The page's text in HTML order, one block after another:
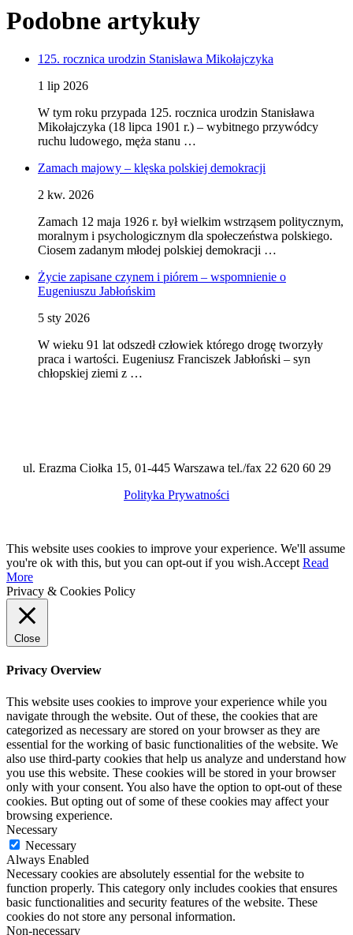
Podobne artykuły
125. rocznica urodzin Stanisława Mikołajczyka
1 lip 2026
W tym roku przypada 125. rocznica urodzin Stanisława
Mikołajczyka (18 lipca 1901 r.) – wybitnego przywódcy
ruchu ludowego, męża stanu …
Zamach majowy – klęska polskiej demokracji
2 kw. 2026
Zamach 12 maja 1926 r. był wielkim wstrząsem politycznym,
moralnym i psychologicznym dla społeczeństwa polskiego.
Ciosem zadanym młodej polskiej demokracji …
Życie zapisane czynem i piórem – wspomnienie o
Eugeniuszu Jabłońskim
5 sty 2026
W wieku 91 lat odszedł człowiek którego drogę tworzyły
praca i wartości. Eugeniusz Franciszek Jabłoński – syn
chłopskiej ziemi z …
ul. Erazma Ciołka 15, 01-445 Warszawa tel./fax 22 620 60 29
Polityka Prywatności
This website uses cookies to improve your experience. We'll assume
you're ok with this, but you can opt-out if you wish.Accept Read
More
Privacy & Cookies Policy
Close
Privacy Overview
This website uses cookies to improve your experience while you
navigate through the website. Out of these, the cookies that are
categorized as necessary are stored on your browser as they are
essential for the working of basic functionalities of the website. We
also use third-party cookies that help us analyze and understand how
you use this website. These cookies will be stored in your browser
only with your consent. You also have the option to opt-out of these
cookies. But opting out of some of these cookies may affect your
browsing experience.
Necessary
Necessary
Always Enabled
Necessary cookies are absolutely essential for the website to
function properly. This category only includes cookies that ensures
basic functionalities and security features of the website. These
cookies do not store any personal information.
Non-necessary